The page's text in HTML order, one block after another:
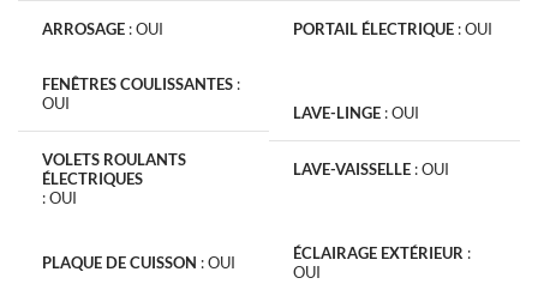
ARROSAGE :OUI PORTAIL ÉLECTRIQUE :OUI
FENÊTRES COULISSANTES :
OUI
VOLETS ROULANTS
ÉLECTRIQUES
:OUI
LAVE-LINGE :OUI
LAVE-VAISSELLE :OUI
PLAQUE DE CUISSON :OUI ÉCLAIRAGE EXTÉRIEUR :
OUI